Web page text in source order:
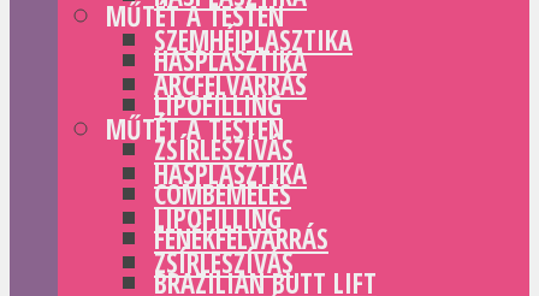
MŰTÉT A TESTEN
HASPLASZTIKA
LIPOFILLING
ZSÍRLESZÍVÁS
COMBEMELÉS
FENÉKFELVARRÁS
BRAZILIAN BUTT LIFT
SZEMHÉJPLASZTIKA
ARCFELVARRÁS
MŰTÉT A TESTEN
HASPLASZTIKA
LIPOFILLING
ZSÍRLESZÍVÁS